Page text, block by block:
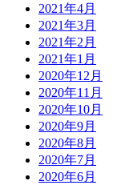
2021年4月
2021年3月
2021年2月
2021年1月
2020年12月
2020年11月
2020年10月
2020年9月
2020年8月
2020年7月
2020年6月